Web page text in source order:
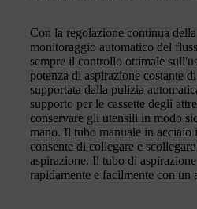
Con la regolazione continua
monitoraggio automatico del
sempre il controllo ottimale
potenza di aspirazione costante
supportata dalla pulizia
supporto per le cassette degli
conservare gli utensili in modo
mano. Il tubo manuale in
consente di collegare e
aspirazione. Il tubo di
rapidamente e facilmente con un